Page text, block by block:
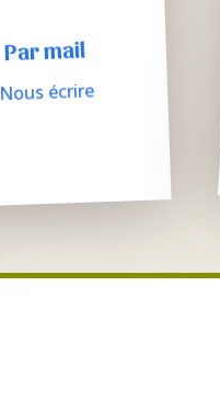
Par mail
Nous écrire